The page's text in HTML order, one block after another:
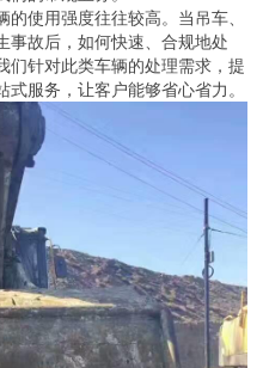
使用强度往往较高。当吊车、
事故后，如何快速、合规地处
们针对此类车辆的处理需求，提
服务，让客户能够省心省力。